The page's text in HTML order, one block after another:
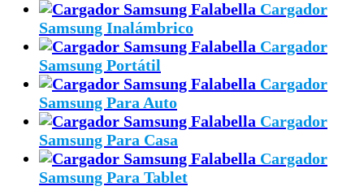
Cargador
Samsung Inalámbrico
Cargador
Samsung Portátil
Cargador
Samsung Para Auto
Cargador
Samsung Para Casa
Cargador
Samsung Para Tablet